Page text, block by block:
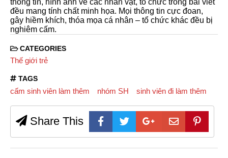
đều mang tính chất minh họa. Mọi thông tin cực đoan,
gây hiềm khích, thóa mọa cá nhân – tổ chức khác đều bị
nghiêm cấm.
CATEGORIES
Thế giới trẻ
TAGS
cấm sinh viên làm thêm nhóm SH sinh viên đi làm thêm
Share This